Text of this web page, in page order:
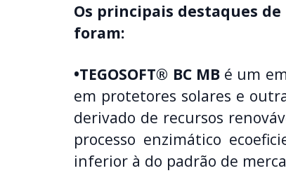
Os principais destaques
foram:
•TEGOSOFT® BC MBé um
em protetores solares e
derivado de recursos
processo enzimático
inferior à do padrão de